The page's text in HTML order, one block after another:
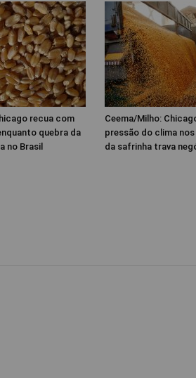
recua com
quebra da
no Brasil
Ceema/Milho:
pressão do clima nos
da safrinha trava